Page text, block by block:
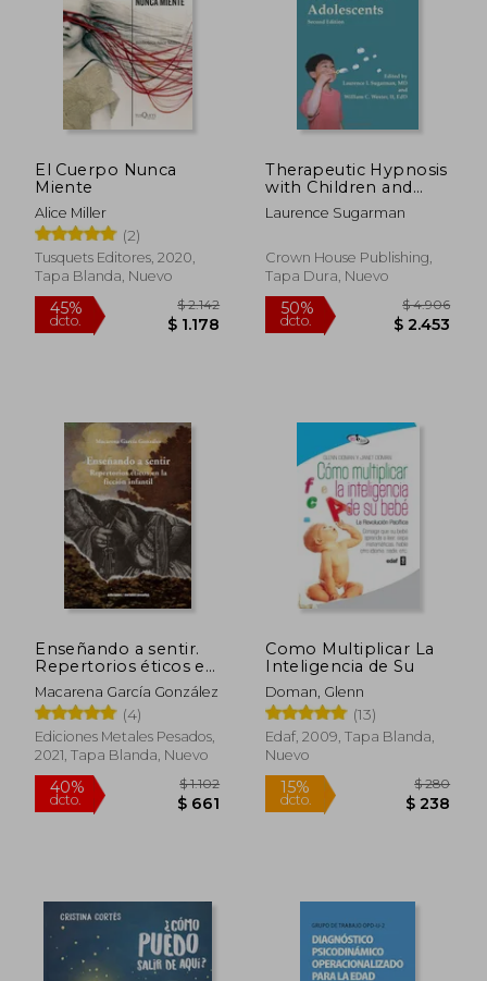
50%
dcto.
40%
El Cuerpo Nunca
Miente
Alice Miller
(2)
Tusquets Editores, 2020,
Tapa Blanda, Nuevo
45%
dcto. $ 1.178
Therapeutic Hypnosis
with Children and
Adolescents, Second
Edition
Laurence Sugarman
Crown House Publishing,
Tapa Dura, Nuevo
50%
dcto.
Enseñando a sentir.
Repertorios éticos en
la ficción infantil
Macarena García González
(4)
Ediciones Metales Pesados,
2021, Tapa Blanda, Nuevo
Como Multiplicar La
Inteligencia de Su
Doman, Glenn
(13)
Edaf, 2009, Tapa Blanda,
Nuevo